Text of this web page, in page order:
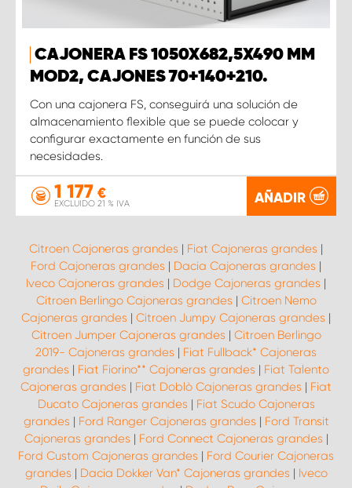
CAJONERA FS 1050X682,5X490 MM
MOD2, CAJONES 70+140+210.
Con una cajonera FS, conseguirá una solución de
almacenamiento flexible que se puede colocar y
configurar exactamente en función de sus
necesidades.
1 177 €
EXCLUIDO 21 % IVA AÑADIR
Citroen Cajoneras grandes | Fiat Cajoneras grandes |
Ford Cajoneras grandes | Dacia Cajoneras grandes |
Iveco Cajoneras grandes | Dodge Cajoneras grandes |
Citroen Berlingo Cajoneras grandes | Citroen Nemo
Cajoneras grandes | Citroen Jumpy Cajoneras grandes |
Citroen Jumper Cajoneras grandes | Citroen Berlingo
2019- Cajoneras grandes | Fiat Fullback* Cajoneras
grandes | Fiat Fiorino** Cajoneras grandes | Fiat Talento
Cajoneras grandes | Fiat Doblò Cajoneras grandes | Fiat
Ducato Cajoneras grandes | Fiat Scudo Cajoneras
grandes | Ford Ranger Cajoneras grandes | Ford Transit
Cajoneras grandes | Ford Connect Cajoneras grandes |
Ford Custom Cajoneras grandes | Ford Courier Cajoneras
grandes | Dacia Dokker Van* Cajoneras grandes | Iveco